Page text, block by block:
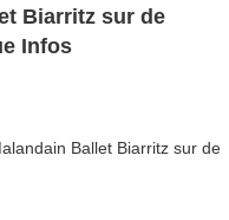
Biarritz sur de
Infos